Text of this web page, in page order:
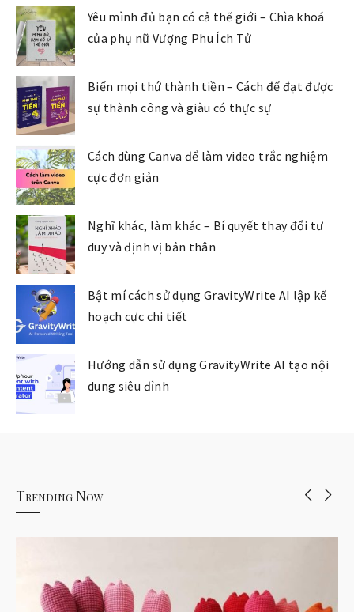
Yêu mình đủ bạn có cả thế giới – Chìa khoá
của phụ nữ Vượng Phu Ích Tử
Biến mọi thứ thành tiền – Cách để đạt được
sự thành công và giàu có thực sự
Cách dùng Canva để làm video trắc nghiệm
cực đơn giản
Nghĩ khác, làm khác – Bí quyết thay đổi tư
duy và định vị bản thân
Bật mí cách sử dụng GravityWrite AI lập kế
hoạch cực chi tiết
Hướng dẫn sử dụng GravityWrite AI tạo nội
dung siêu đỉnh
Trending Now